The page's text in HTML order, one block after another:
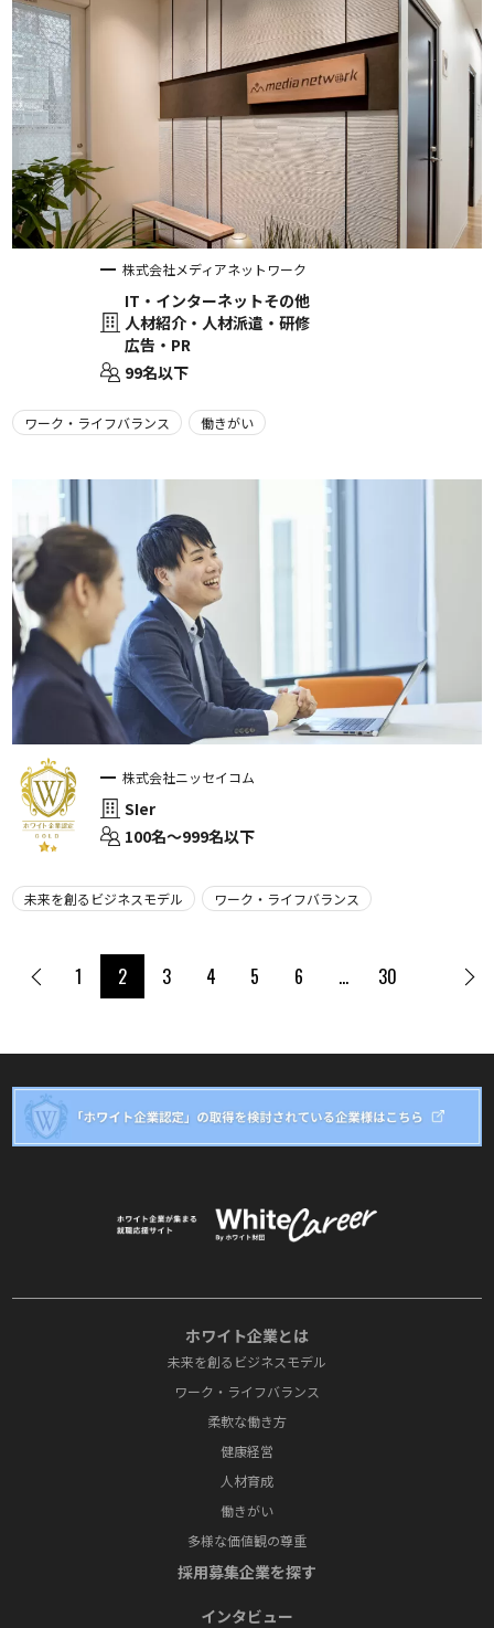
株式会社メディアネットワーク
IT・インターネットその他
人材紹介・人材派遣・研修
広告・PR
99名以下
ワーク・ライフバランス 働きがい
株式会社ニッセイコム
SIer
100名〜999名以下
未来を創るビジネスモデル ワーク・ライフバランス
1 2 3 4 5 6 … 30
ホワイト企業とは
未来を創るビジネスモデル
ワーク・ライフバランス
柔軟な働き方
健康経営
人材育成
働きがい
多様な価値観の尊重
採⽤募集企業を探す
インタビュー